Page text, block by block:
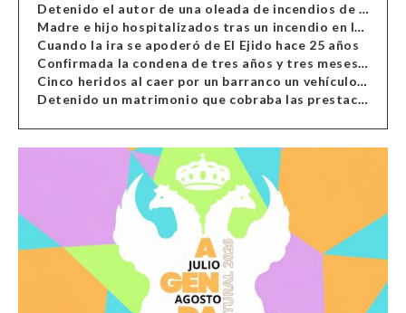
Detenido el autor de una oleada de incendios de contenedores en Almería
Madre e hijo hospitalizados tras un incendio en la cocina de una vivienda en Almería
Cuando la ira se apoderó de El Ejido hace 25 años
Confirmada la condena de tres años y tres meses al hombre de Antas acusado de xenofobia
Cinco heridos al caer por un barranco un vehículo en Alcolea
Detenido un matrimonio que cobraba las prestaciones de ilegales en Almería, Granada, Málaga, Huelva y Murcia